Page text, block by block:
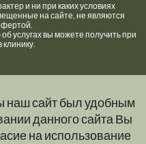
наш сайт был удобным
данного сайта Вы
на использование
и ни при каких условиях
на сайте, не являются
услугах вы можете получить при